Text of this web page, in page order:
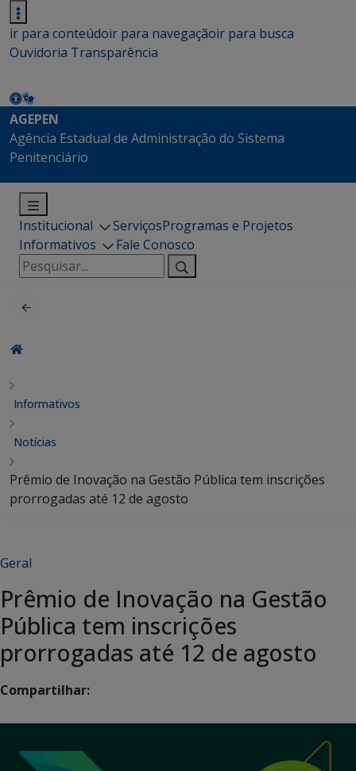
ir para conteúdoir para navegaçãoir para busca
Ouvidoria Transparência
AGEPEN
Agência Estadual de Administração do Sistema
Penitenciário
Institucional ServiçosProgramas e Projetos
Informativos
Fale Conosco
Pesquisar
por:
Informativos
Notícias
Prêmio de Inovação na Gestão Pública tem inscrições
prorrogadas até 12 de agosto
Geral
Prêmio de Inovação na Gestão
Pública tem inscrições
prorrogadas até 12 de agosto
Compartilhar: